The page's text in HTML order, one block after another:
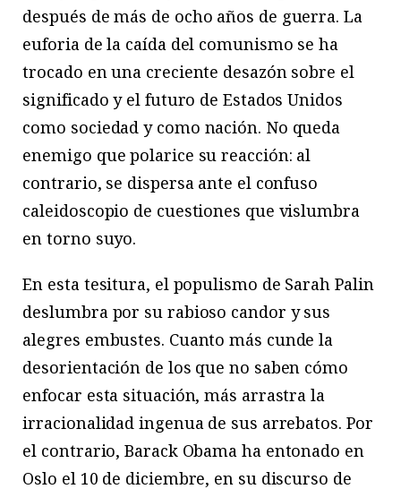
después de más de ocho años de guerra. La
euforia de la caída del comunismo se ha
trocado en una creciente desazón sobre el
significado y el futuro de Estados Unidos
como sociedad y como nación. No queda
enemigo que polarice su reacción: al
contrario, se dispersa ante el confuso
caleidoscopio de cuestiones que vislumbra
en torno suyo.
En esta tesitura, el populismo de Sarah Palin
deslumbra por su rabioso candor y sus
alegres embustes. Cuanto más cunde la
desorientación de los que no saben cómo
enfocar esta situación, más arrastra la
irracionalidad ingenua de sus arrebatos. Por
el contrario, Barack Obama ha entonado en
Oslo el 10 de diciembre, en su discurso de